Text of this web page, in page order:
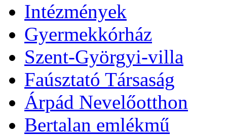
Intézmények
Gyermekkórház
Szent-Györgyi-villa
Faúsztató Társaság
Árpád Nevelőotthon
Bertalan emlékmű